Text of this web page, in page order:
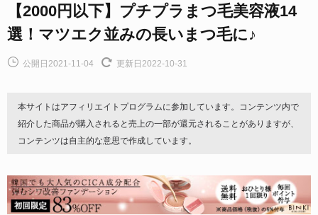
【2000円以下】プチプラまつ毛美容液14
選！マツエク並みの長いまつ毛に♪
公開日2021-11-04 更新日2022-10-31
本サイトはアフィリエイトプログラムに参加しています。コンテンツ内で
紹介した商品が購入されると売上の一部が還元されることがありますが、
コンテンツは自主的な意思で作成しています。